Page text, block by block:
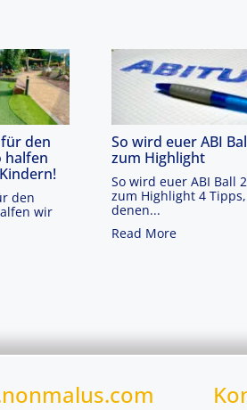
den
halfen
den
wir
So wird euer ABI
zum Highlight
So wird euer ABI Ball
zum Highlight 4
denen...
Read More